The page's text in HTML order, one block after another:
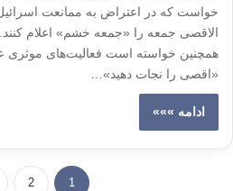
خواست که در اعتراض به ممانعت
الاقصی جمعه را «جمعه خشم» اعلام کنند.
همچنین خواسته است فعالیت‌های موثری
«اقصی را نجات دهید»…
ادامه »»»
1
2